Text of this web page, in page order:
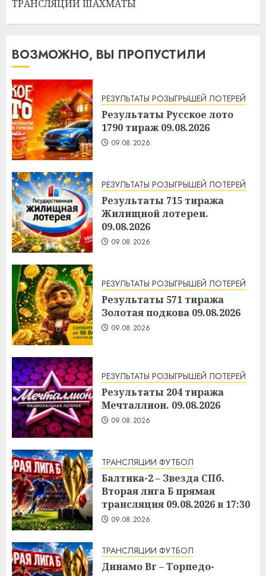
ТРАНСЛЯЦИИ ШАХМАТЫ
ВОЗМОЖНО, ВЫ ПРОПУСТИЛИ
РЕЗУЛЬТАТЫ РОЗЫГРЫШЕЙ ЛОТЕРЕЙ
Результаты Русское лото
1790 тираж 09.08.2026
09.08.2026
РЕЗУЛЬТАТЫ РОЗЫГРЫШЕЙ ЛОТЕРЕЙ
Результаты 715 тиража
Жилищной лотереи.
09.08.2026
09.08.2026
РЕЗУЛЬТАТЫ РОЗЫГРЫШЕЙ ЛОТЕРЕЙ
Результаты 571 тиража
Золотая подкова 09.08.2026
09.08.2026
РЕЗУЛЬТАТЫ РОЗЫГРЫШЕЙ ЛОТЕРЕЙ
Результаты 204 тиража
Мечталлион. 09.08.2026
09.08.2026
ТРАНСЛЯЦИИ ФУТБОЛ
Балтика-2 – Звезда СПб.
Вторая лига Б прямая
трансляция 09.08.2026 в 17:30
09.08.2026
ТРАНСЛЯЦИИ ФУТБОЛ
Динамо Вг – Торпедо-